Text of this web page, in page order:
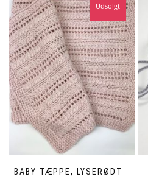
BABY TÆPPE, LYSERØDT
Udsolgt